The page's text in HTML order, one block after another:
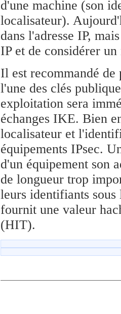
d'une machine (son
localisateur).
dans l'adresse IP,
IP et de considérer
Il est recommandé
l'une des clés
exploitation sera
échanges IKE. Bien
localisateur et
équipements IPsec.
d'un équipement son
de longueur trop
leurs identifiants
fournit une valeur
(HIT).